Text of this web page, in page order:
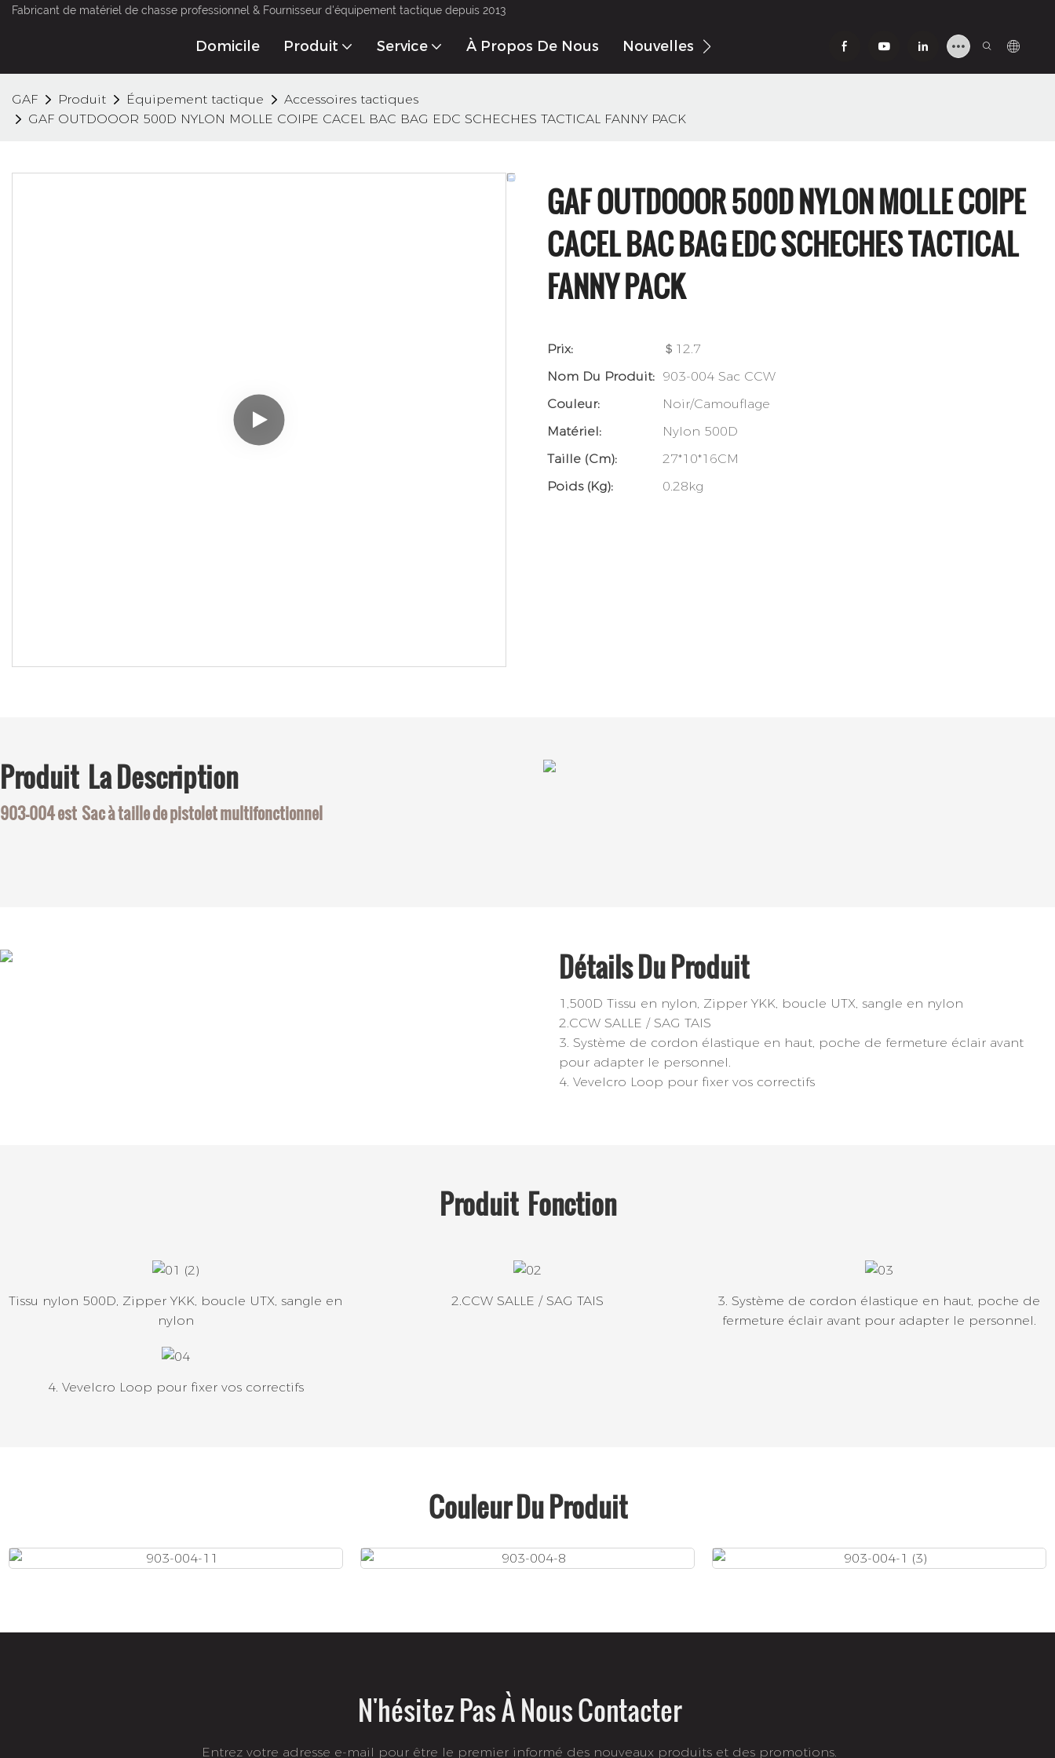
Fabricant de matériel de chasse professionnel & Fournisseur d'équipement tactique depuis 2013
Domicile Produit Service À Propos De Nous Nouvelles
GAF Produit Équipement tactique
Accessoires tactiques
GAF OUTDOOOR 500D NYLON MOLLE COIPE CACEL BAC BAG EDC SCHECHES TACTICAL FANNY PACK
GAF OUTDOOOR 500D NYLON MOLLE COIPE
CACEL BAC BAG EDC SCHECHES TACTICAL
FANNY PACK
Prix:
＄12.7
Nom Du Produit: 903-004 Sac CCW
Couleur:
Noir/Camouflage
Matériel:
Nylon 500D
Taille (cm):
27*10*16CM
Poids (kg):
0.28kg
Produit La Description
903-004 est Sac à taille de pistolet multifonctionnel
Détails Du Produit
1,500D Tissu en nylon, Zipper YKK, boucle UTX, sangle en nylon
2.CCW SALLE / SAG TAIS
3. Système de cordon élastique en haut, poche de fermeture éclair avant
pour adapter le personnel.
4. Vevelcro Loop pour fixer vos correctifs
Produit Fonction
Tissu nylon 500D, Zipper YKK, boucle UTX, sangle en
nylon
2.CCW SALLE / SAG TAIS
3. Système de cordon élastique en haut, poche de
fermeture éclair avant pour adapter le personnel.
4. Vevelcro Loop pour fixer vos correctifs
Couleur Du Produit
N'hésitez Pas À Nous Contacter
Entrez votre adresse e-mail pour être le premier informé des nouveaux produits et des promotions.